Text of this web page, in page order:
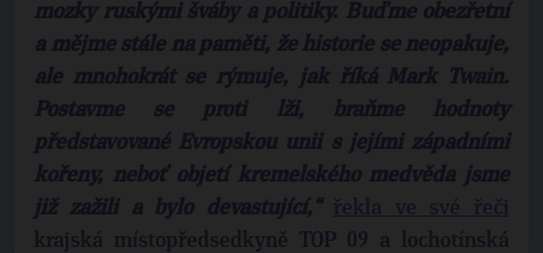
mozky ruskými šváby a politiky. Buďme obezřetní
a mějme stále na paměti, že historie se neopakuje,
ale mnohokrát se rýmuje, jak říká Mark Twain.
Postavme se proti lži, braňme hodnoty
představované Evropskou unii s jejími západními
kořeny, neboť objetí kremelského medvěda jsme
již zažili a bylo devastující,“
krajská místopředsedkyně TOP 09 a lochotínská